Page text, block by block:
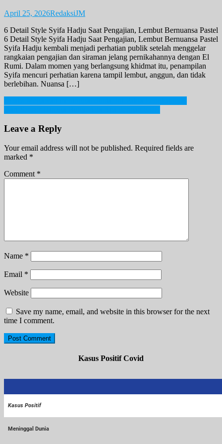
April 25, 2026RedaksiJM
6 Detail Style Syifa Hadju Saat Pengajian, Lembut Bernuansa Pastel
6 Detail Style Syifa Hadju Saat Pengajian, Lembut Bernuansa Pastel
Syifa Hadju kembali menjadi perhatian publik setelah menggelar
rangkaian pengajian dan siraman jelang pernikahannya dengan El
Rumi. Dalam momen yang berlangsung khidmat itu, penampilan
Syifa mencuri perhatian karena tampil lembut, anggun, dan tidak
berlebihan. Nuansa […]
Post
navigation
Leave a Reply
Your email address will not be published. Required fields are
marked *
Comment *
Name *
Email *
Website
Save my name, email, and website in this browser for the next
time I comment.
Kasus Positif Covid